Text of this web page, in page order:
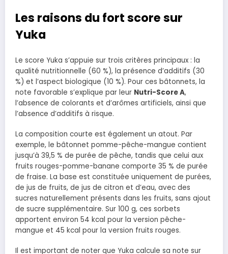
Les raisons du fort score sur
Yuka
Le score Yuka s’appuie sur trois critères principaux : la
qualité nutritionnelle (60 %), la présence d’additifs (30
%) et l’aspect biologique (10 %). Pour ces bâtonnets, la
note favorable s’explique par leur Nutri-Score A,
l’absence de colorants et d’arômes artificiels, ainsi que
l’absence d’additifs à risque.
La composition courte est également un atout. Par
exemple, le bâtonnet pomme-pêche-mangue contient
jusqu’à 39,5 % de purée de pêche, tandis que celui aux
fruits rouges-pomme-banane comporte 35 % de purée
de fraise. La base est constituée uniquement de purées,
de jus de fruits, de jus de citron et d’eau, avec des
sucres naturellement présents dans les fruits, sans ajout
de sucre supplémentaire. Sur 100 g, ces sorbets
apportent environ 54 kcal pour la version pêche-
mangue et 45 kcal pour la version fruits rouges.
Il est important de noter que Yuka calcule sa note sur